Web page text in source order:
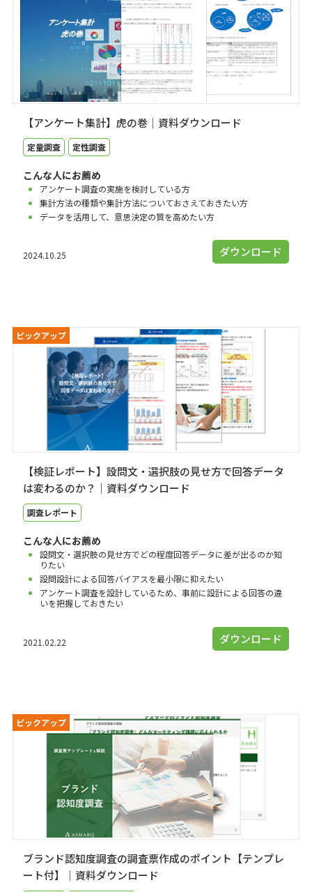
【アンケート集計】虎の巻｜資料ダウンロード
定量調査 定性調査
こんな人にお薦め
アンケート調査の実施を検討している方
集計方法の種類や集計方法についておさえておきたい方
データを活用して、意思決定の質を高めたい方
2024.10.25 ダウンロード
ピックアップ
【検証レポート】設問文・選択肢の見せ方で回答データ
は変わるのか？｜資料ダウンロード
調査レポート
こんな人にお薦め
設問文・選択肢の見せ方でどの程度回答データに差が出るのか知
りたい
設問設計による回答バイアスを最小限に抑えたい
アンケート調査を設計しているため、事前に設計による回答の違
いを把握しておきたい
2021.02.22 ダウンロード
ピックアップ
ブランド認知度調査の調査票作成のポイント【テンプレ
ート付】｜資料ダウンロード